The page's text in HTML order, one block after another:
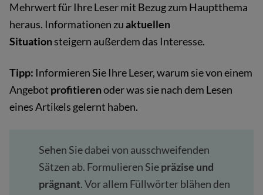
Mehrwert für Ihre Leser mit Bezug zum Hauptthema
heraus. Informationen zuaktuellen
Situationsteigern außerdem das Interesse.
Tipp: Informieren Sie Ihre Leser, warum sie von einem
Angebot profitierenoder was sie nach dem Lesen
eines Artikels gelernt haben.
Sehen Sie dabei von ausschweifenden
Sätzen ab. Formulieren Siepräzise und
prägnant. Vor allem Füllwörter blähen den